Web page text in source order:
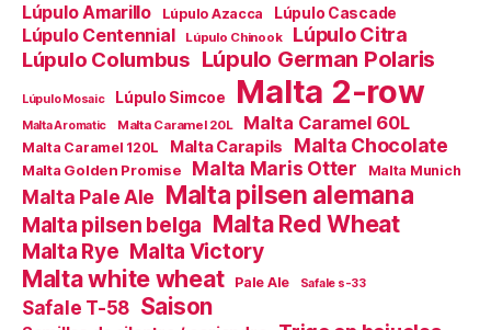
Lúpulo Amarillo Lúpulo Azacca Lúpulo Cascade
Lúpulo Centennial Lúpulo Chinook Lúpulo Citra
Lúpulo Columbus Lúpulo German Polaris
Lúpulo Mosaic Lúpulo Simcoe Malta 2-row
Malta Aromatic Malta Caramel 20L Malta Caramel 60L
Malta Caramel 120L Malta Carapils Malta Chocolate
Malta Golden Promise Malta Maris Otter Malta Munich
Malta Pale Ale Malta pilsen alemana
Malta pilsen belga Malta Red Wheat
Malta Rye Malta Victory
Malta white wheat Pale Ale Safale s-33
Safale T-58 Saison